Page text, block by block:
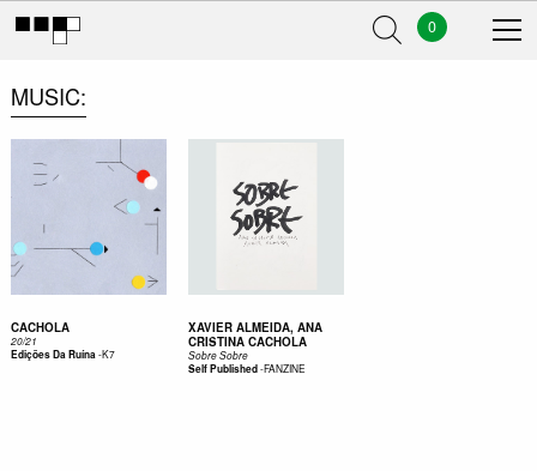
0
MUSIC
CACHOLA
20/21
Edições Da Ruína-K7
XAVIER ALMEIDA, ANA
CRISTINA CACHOLA
Sobre Sobre
Self Published-FANZINE